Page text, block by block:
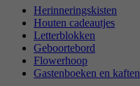
Herinneringskisten
Houten cadeautjes
Letterblokken
Geboortebord
Flowerhoop
Gastenboeken en kaften